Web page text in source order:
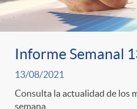
Informe Semanal
13/08/2021
Consulta la actualidad de los
semana